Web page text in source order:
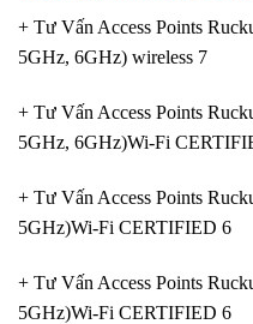
+ Tư Vấn Access Points
5GHz, 6GHz) wireless 7
+ Tư Vấn Access Points
5GHz, 6GHz)Wi-Fi
+ Tư Vấn Access Points
5GHz)Wi-Fi CERTIFIED 6
+ Tư Vấn Access Points
5GHz)Wi-Fi CERTIFIED 6